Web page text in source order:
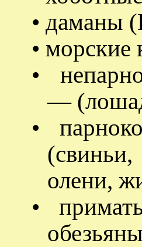
• даманы
•
•
—
•
олени,
•